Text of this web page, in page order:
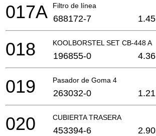
Filtro de línea
017A 688172-7 1.45
KOOLBORSTEL SET CB-448 A
018 196855-0 4.36
Pasador de Goma 4
019 263032-0 1.21
CUBIERTA TRASERA
020 453394-6 2.90